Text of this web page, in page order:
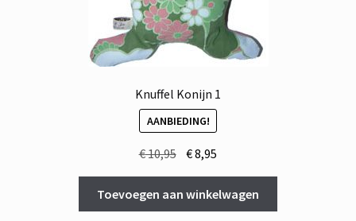
Knuffel Konijn 1
AANBIEDING!
€10,95 Oorspronkelijke
was:
€ 10,95.
€8,95
is:
€ 8,95.
Toevoegen aan winkelwagen